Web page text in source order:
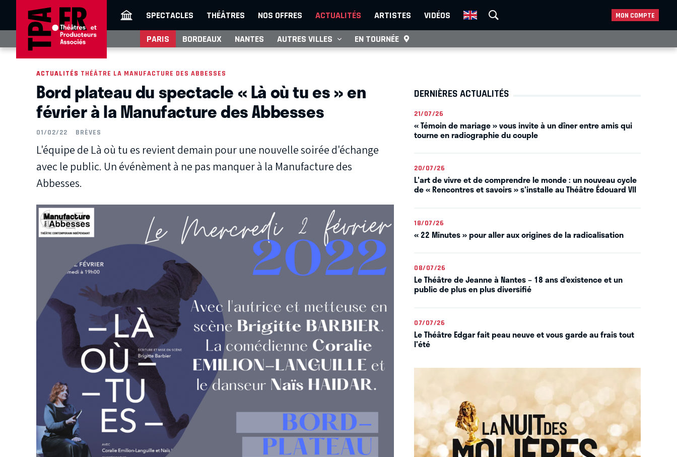
SPECTACLES THÉÂTRES NOS OFFRES ACTUALITÉS ARTISTES VIDÉOS MON COMPTE
PARIS BORDEAUX NANTES AUTRES VILLES EN TOURNÉE
ACTUALITÉS
ACTUALITÉS THÉÂTRE LA MANUFACTURE DES ABBESSES
Bord plateau du spectacle « Là où tu es » en
février à la Manufacture des Abbesses
01/02/22 BRÈVES
L'équipe de Là où tu es revient demain pour une nouvelle soirée d'échange
avec le public. Un événèment à ne pas manquer à la Manufacture des
Abbesses.
DERNIÈRES ACTUALITÉS
21/07/26
« Témoin de mariage » vous invite à un dîner entre amis qui
tourne en radiographie du couple
20/07/26
L'art de vivre et de comprendre le monde : un nouveau cycle
de « Rencontres et savoirs » s'installe au Théâtre Édouard VII
18/07/26
« 22 Minutes » pour aller aux origines de la radicalisation
08/07/26
Le Théâtre de Jeanne à Nantes – 18 ans d’existence et un
public de plus en plus diversifié
07/07/26
Le Théâtre Edgar fait peau neuve et vous garde au frais tout
l'été